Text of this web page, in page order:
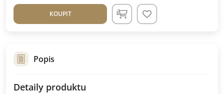
KOUPIT
Popis
Detaily produktu